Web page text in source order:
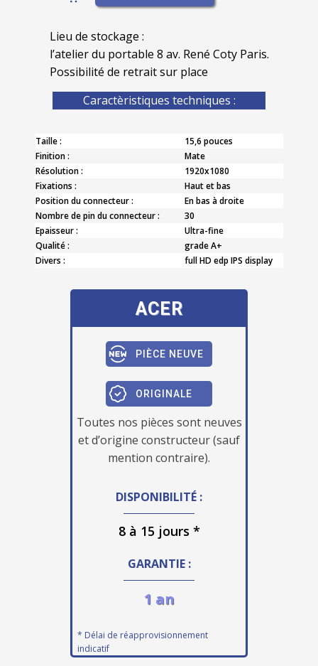
Lieu de stockage :
l’atelier du portable 8 av. René Coty Paris.
Possibilité de retrait sur place
Caractèristiques techniques :
Taille :
15,6 pouces
Finition :
Mate
Résolution :
1920x1080
Fixations :
Haut et bas
Position du connecteur :
En bas à droite
Nombre de pin du connecteur :
30
Epaisseur :
Ultra-fine
Qualité :
grade A+
Divers :
full HD edp IPS display
ACER
PIÈCE NEUVE
ORIGINALE
Toutes nos pièces sont neuves
et d’origine constructeur (sauf
mention contraire).
DISPONIBILITÉ :
8 à 15 jours *
GARANTIE :
1 an
* Délai de réapprovisionnement
indicatif